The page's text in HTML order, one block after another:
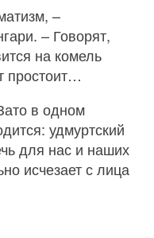
–
– Говорят,
на комель
простоит…
в одном
удмуртский
для нас и наших
исчезает с лица